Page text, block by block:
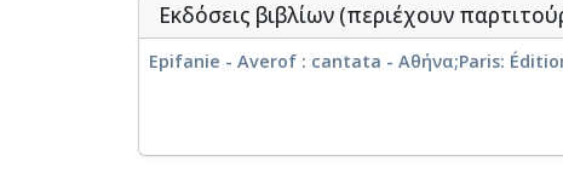
Εκδόσεις βιβλίων (περιέχουν
Epifanie - Averof : cantata - Αθήνα;Paris: